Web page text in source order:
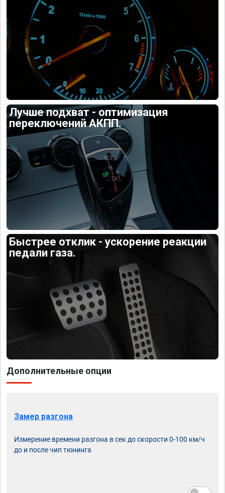
Лучше подхват - оптимизация
переключений АКПП.
Быстрее отклик - ускорение реакции
педали газа.
Дополнительные опции
Замер разгона
Измерение времени разгона в сек до скорости 0-100 км/ч
до и после чип тюнинга